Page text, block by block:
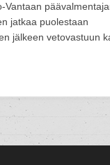
Vantaan
jatkaa puolestaan
jälkeen vetovastuun